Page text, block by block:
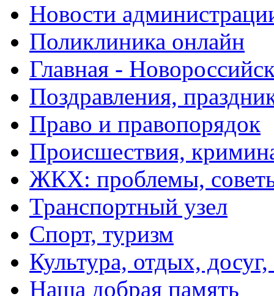
Новости
Поликлиника онлайн
Главная -
Поздравления,
Право и правопорядок
Происшествия,
ЖКХ: проблемы,
Транспортный узел
Спорт, туризм
Культура, отдых,
Наша добрая память